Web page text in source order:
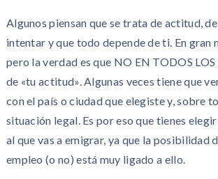
Algunos piensan que se trata de actitud,
intentar y que todo depende de ti. En gran
pero la verdad es que NO EN TODOS LOS
de «tu actitud». Algunas veces tiene que
con el país o ciudad que elegiste y, sobre
situación legal. Es por eso que tienes
al que vas a emigrar, ya que la posibilidad
empleo (o no) está muy ligado a ello.